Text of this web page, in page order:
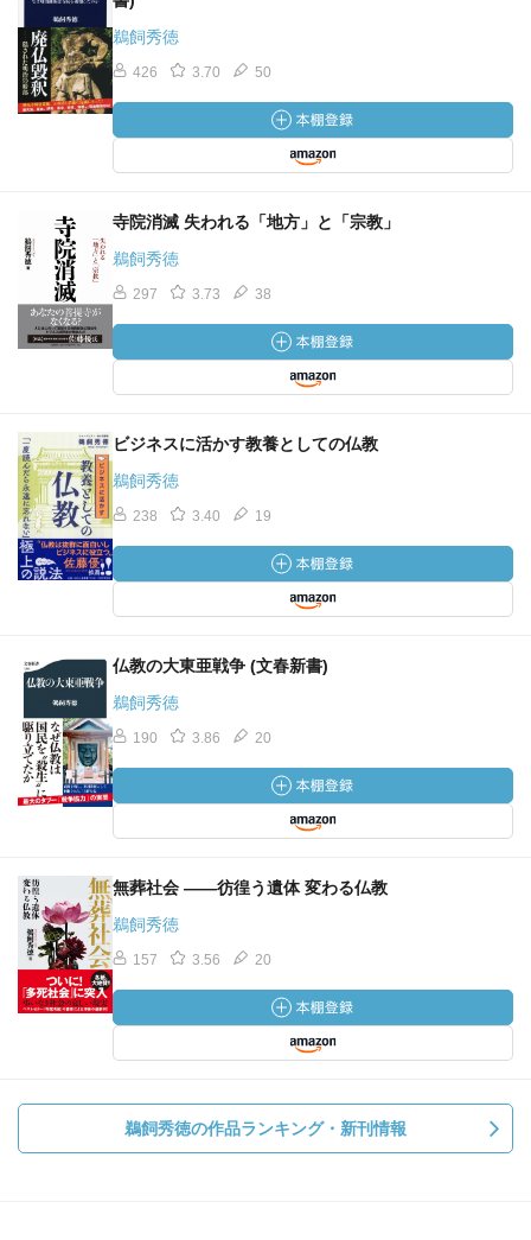
鵜飼秀徳
426 3.70 50
寺院消滅 失われる「地方」と「宗教」
鵜飼秀徳
297 3.73 38
ビジネスに活かす教養としての仏教
鵜飼秀徳
238 3.40 19
仏教の大東亜戦争 (文春新書)
鵜飼秀徳
190 3.86 20
無葬社会 ――彷徨う遺体 変わる仏教
鵜飼秀徳
157 3.56 20
鵜飼秀徳の作品ランキング・新刊情報